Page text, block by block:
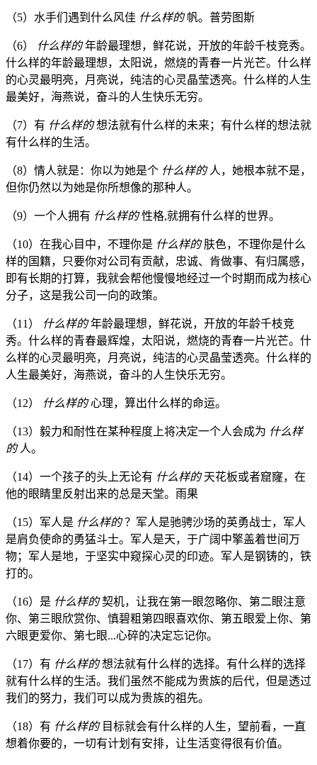
（5）水手们遇到什么风佳 什么样的帆。普劳图斯
（6） 什么样的年龄最理想，鲜花说，开放的年龄千枝竞秀。
什么样的年龄最理想，太阳说，燃烧的青春一片光芒。什么样
的心灵最明亮，月亮说，纯洁的心灵晶莹透亮。什么样的人生
最美好，海燕说，奋斗的人生快乐无穷。
（7）有 什么样的想法就有什么样的未来；有什么样的想法就
有什么样的生活。
（8）情人就是：你以为她是个 什么样的 人，她根本就不是，
但你仍然以为她是你所想像的那种人。
（9）一个人拥有 什么样的性格,就拥有什么样的世界。
（10）在我心目中，不理你是 什么样的肤色，不理你是什么
样的国籍，只要你对公司有贡献，忠诚、肯做事、有归属感，
即有长期的打算，我就会帮他慢慢地经过一个时期而成为核心
分子，这是我公司一向的政策。
（11） 什么样的年龄最理想，鲜花说，开放的年龄千枝竞
秀。什么样的青春最辉煌，太阳说，燃烧的青春一片光芒。什
么样的心灵最明亮，月亮说，纯洁的心灵晶莹透亮。什么样的
人生最美好，海燕说，奋斗的人生快乐无穷。
（12） 什么样的心理，算出什么样的命运。
（13）毅力和耐性在某种程度上将决定一个人会成为 什么样
的 人。
（14）一个孩子的头上无论有 什么样的天花板或者窟窿，在
他的眼睛里反射出来的总是天堂。雨果
（15）军人是 什么样的？军人是驰骋沙场的英勇战士，军人
是肩负使命的勇猛斗士。军人是天，于广阔中擎盖着世间万
物；军人是地，于坚实中窥探心灵的印迹。军人是钢铸的，铁
打的。
（16）是 什么样的契机，让我在第一眼忽略你、第二眼注意
你、第三眼欣赏你、慎碧粗第四眼喜欢你、第五眼爱上你、第
六眼更爱你、第七眼...心碎的决定忘记你。
（17）有 什么样的想法就有什么样的选择。有什么样的选择
就有什么样的生活。我们虽然不能成为贵族的后代，但是透过
我们的努力，我们可以成为贵族的祖先。
（18）有 什么样的 目标就会有什么样的人生，望前看，一直
想着你要的，一切有计划有安排，让生活变得很有价值。